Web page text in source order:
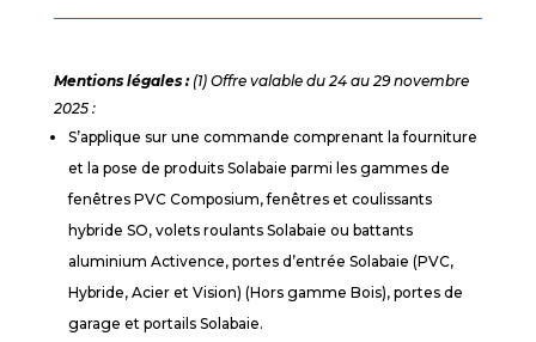
Mentions légales : (1) Offre valable du 24 au 29 novembre
2025 :
S’applique sur une commande comprenant la fourniture
et la pose de produits Solabaie parmi les gammes de
fenêtres PVC Composium, fenêtres et coulissants
hybride SO, volets roulants Solabaie ou battants
aluminium Activence, portes d’entrée Solabaie (PVC,
Hybride, Acier et Vision) (Hors gamme Bois), portes de
garage et portails Solabaie.